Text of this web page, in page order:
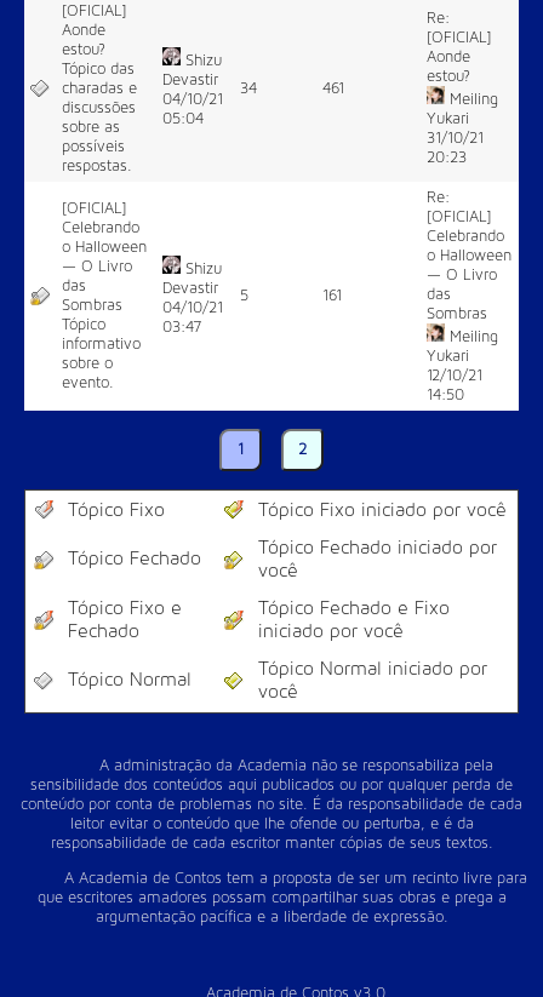
[OFICIAL]
Aonde
estou?
Tópico das
charadas e
discussões
sobre as
possíveis
respostas.
Shizu
Devastir
04/10/21
05:04
34 461
Re:
[OFICIAL]
Aonde
estou?
Meiling
Yukari
31/10/21
20:23
[OFICIAL]
Celebrando
o Halloween
— O Livro
das
Sombras
Tópico
informativo
sobre o
evento.
Shizu
Devastir
04/10/21
03:47
5 161
Re:
[OFICIAL]
Celebrando
o Halloween
— O Livro
das
Sombras
Meiling
Yukari
12/10/21
14:50
1 2
Tópico Fixo Tópico Fixo iniciado por você
Tópico Fechado
Tópico Fechado iniciado por
você
Tópico Fixo e
Fechado
Tópico Fechado e Fixo
iniciado por você
Tópico Normal
Tópico Normal iniciado por
você
A administração da Academia não se responsabiliza pela
sensibilidade dos conteúdos aqui publicados ou por qualquer perda de
conteúdo por conta de problemas no site. É da responsabilidade de cada
leitor evitar o conteúdo que lhe ofende ou perturba, e é da
responsabilidade de cada escritor manter cópias de seus textos.
A Academia de Contos tem a proposta de ser um recinto livre para
que escritores amadores possam compartilhar suas obras e prega a
argumentação pacífica e a liberdade de expressão.
Academia de Contos v3.0